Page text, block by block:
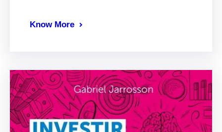
Know More